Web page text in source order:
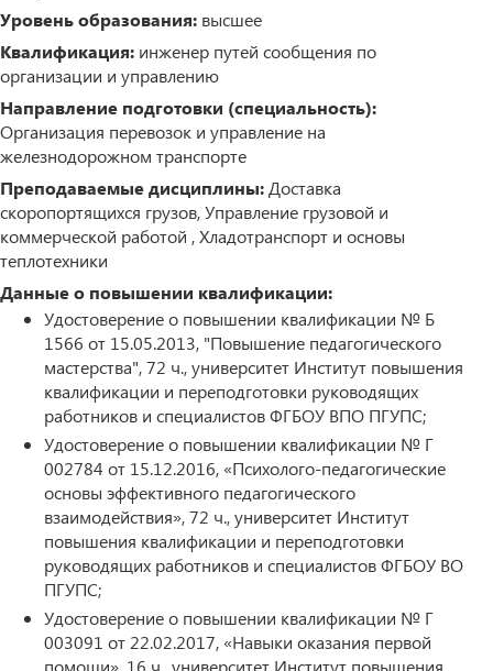
Уровень образования: высшее
Квалификация: инженер путей сообщения по
организации и управлению
Направление подготовки (специальность):
Организация перевозок и управление на
железнодорожном транспорте
Преподаваемые дисциплины: Доставка
скоропортящихся грузов, Управление грузовой и
коммерческой работой , Хладотранспорт и основы
теплотехники
Данные о повышении квалификации:
Удостоверение о повышении квалификации № Б
1566 от 15.05.2013, "Повышение педагогического
мастерства", 72 ч., университет Институт повышения
квалификации и переподготовки руководящих
работников и специалистов ФГБОУ ВПО ПГУПС;
Удостоверение о повышении квалификации № Г
002784 от 15.12.2016, «Психолого-педагогические
основы эффективного педагогического
взаимодействия», 72 ч., университет Институт
повышения квалификации и переподготовки
руководящих работников и специалистов ФГБОУ ВО
ПГУПС;
Удостоверение о повышении квалификации № Г
003091 от 22.02.2017, «Навыки оказания первой
помощи», 16 ч., университет Институт повышения